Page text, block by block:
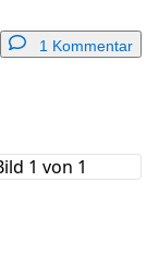
1 Kommentar